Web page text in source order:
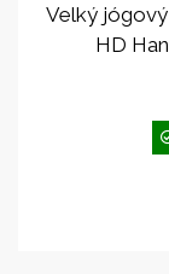
Velký
HD